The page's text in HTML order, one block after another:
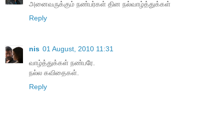
அனைவருக்கும் நண்பர்கள் தின நல்வாழ்த்துக்கள்
Reply
nis 01 August, 2010 11:31
வாழ்த்துக்கள் நண்பரே.
நல்ல கவிதைகள்.
Reply